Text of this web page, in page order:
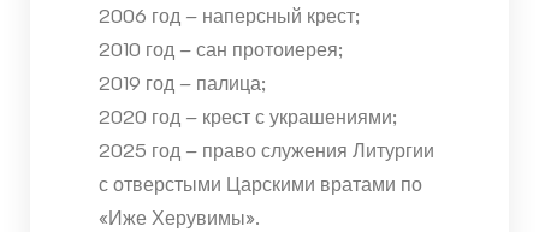
2006 год – наперсный крест;
2010 год – сан протоиерея;
2019 год – палица;
2020 год – крест с украшениями;
2025 год – право служения Литургии
с отверстыми Царскими вратами по
«Иже Херувимы».